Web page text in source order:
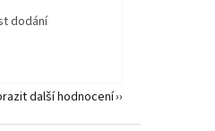
dodání
další hodnocení